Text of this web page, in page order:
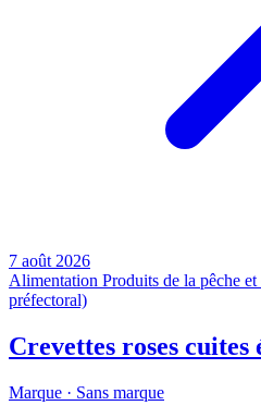
7 août 2026
Alimentation Produits de la pêche
préfectoral)
Crevettes roses cuites
Marque · Sans marque